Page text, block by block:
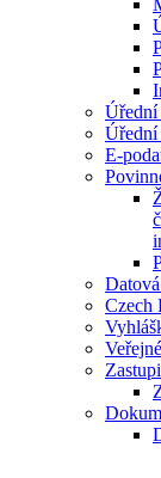
Úřední
E-
Czech